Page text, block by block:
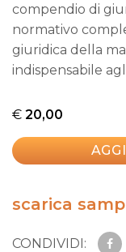
compendio di
normativo
giuridica della
indispensabile
€ 20,00
scarica
CONDIVIDI: